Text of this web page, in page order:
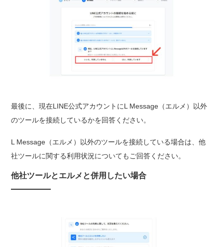
最後に、現在LINE公式アカウントにL Message（エルメ）以外
のツールを接続しているかを回答ください。
L Message（エルメ）以外のツールを接続している場合は、他
社ツールに関する利用状況についてもご回答ください。
他社ツールとエルメと併用したい場合